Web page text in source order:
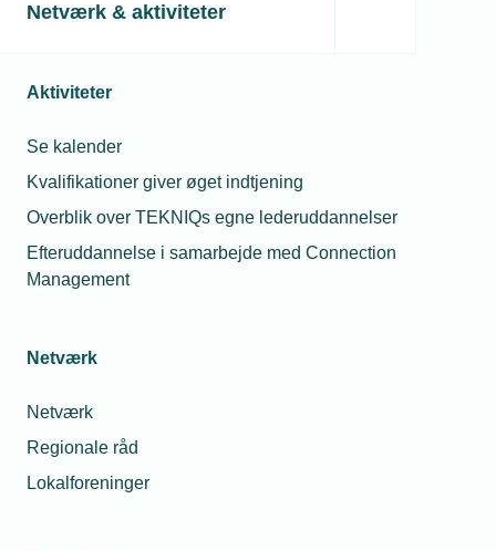
Netværk & aktiviteter
Aktiviteter
Se kalender
Kvalifikationer giver øget indtjening
Overblik over TEKNIQs egne lederuddannelser
Efteruddannelse i samarbejde med Connection
Management
Netværk
Netværk
Regionale råd
Lokalforeninger
18.
2024
-
Kl.
18.
december
09.00
Tilmeldingsfrist
16.
december
2024
personoplysninger om dig.
Se privatlivspolitik